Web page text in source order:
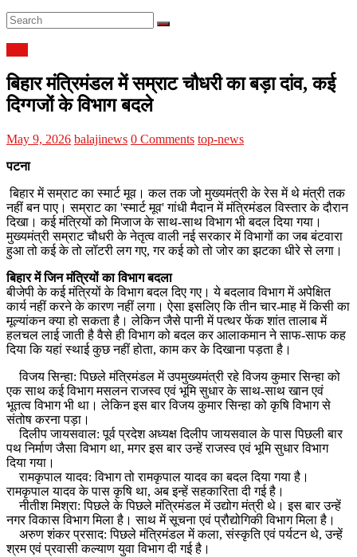
बिहार मंत्रिमंडल में सम्राट चौधरी का बड़ा दांव, कई
दिग्गजों के विभाग बदले
May 9, 2026 balajinews 0 Comments top-news
पटना
बिहार में सम्राट का स्मार्ट मूव। कल तक जो मुख्यमंत्री के रेस में थे मंत्री तक
नहीं बन पाए। सम्राट का 'स्मार्ट मूव' गांधी मैदान में मंत्रिमंडल विस्तार के दौरान
दिखा। कई मंत्रियों को मिजाज के साथ-साथ विभाग भी बदल दिया गया।
मुख्यमंत्री सम्राट चौधरी के नेतृत्व वाली नई सरकार में विभागों का जब बंटवारा
हुआ तो कई के तो लॉटरी लग गए, गर कई को तो जोर का झटका धीरे से लगा।
बिहार में जिन मंत्रियों का विभाग बदला
बीजेपी के कई मंत्रियों के विभाग बदल दिए गए। ये बदलाव विभाग में अपेक्षित
कार्य नहीं करने के कारण नहीं लगा। ऐसा इसलिए कि तीन चार-माह में किसी का
मूल्यांकन क्या हो सकता है। लेकिन जैसे पानी में पत्थर फेंक शांत तालाब में
हलचल लाई जाती है वैसे ही विभाग को बदल कर आलाकमान ने साफ-साफ कह
दिया कि यहां स्थाई कुछ नहीं होता, काम कर के दिखाना पड़ता है।
विजय सिन्हा: पिछले मंत्रिमंडल में उपमुख्यमंत्री रहे विजय कुमार सिन्हा को
एक साथ कई विभाग मसलन राजस्व एवं भूमि सुधार के साथ-साथ खान एवं
भूतत्व विभाग भी था। लेकिन इस बार विजय कुमार सिन्हा को कृषि विभाग से
संतोष करना पड़ा।
दिलीप जायसवाल: पूर्व प्रदेश अध्यक्ष दिलीप जायसवाल के पास पिछली बार
पथ निर्माण जैसा विभाग था, मगर इस बार उन्हें राजस्व एवं भूमि सुधार विभाग
दिया गया।
रामकृपाल यादव: विभाग तो रामकृपाल यादव का बदल दिया गया है।
रामकृपाल यादव के पास कृषि था, अब इन्हें सहकारिता दी गई है।
नीतीश मिश्रा: पिछले के पिछले मंत्रिमंडल में उद्योग मंत्री थे। इस बार उन्हें
नगर विकास विभाग मिला है। साथ में सूचना एवं प्रौद्योगिकी विभाग मिला है।
अरुण शंकर प्रसाद: पिछले मंत्रिमंडल में कला, संस्कृति एवं पर्यटन थे, उन्हें
श्रम एवं प्रवासी कल्याण युवा विभाग दी गई है।